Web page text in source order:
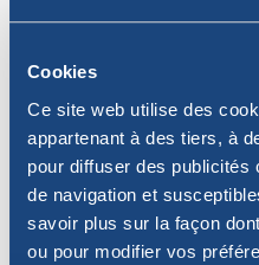
Cookies
Ce site web utilise des
appartenant à des tiers, à
pour diffuser des
de navigation et
savoir plus sur la façon
ou pour modifier vos
efforçons de fournir des
maximale en termes
Un confort
élégance à